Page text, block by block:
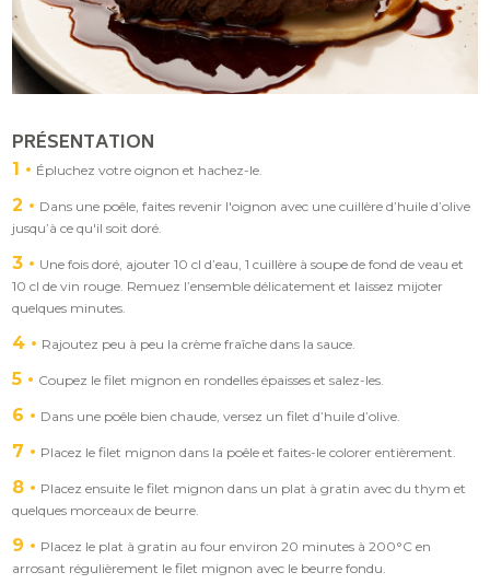
PRÉSENTATION
1 Épluchez votre oignon et hachez-le.
2
Dans une poêle, faites revenir l'oignon avec une cuillère d’huile d’olive
jusqu’à ce qu'il soit doré.
3
Une fois doré, ajouter 10 cl d’eau, 1 cuillère à soupe de fond de veau et
10 cl de vin rouge. Remuez l’ensemble délicatement et laissez mijoter
quelques minutes.
4 Rajoutez peu à peu la crème fraîche dans la sauce.
5 Coupez le filet mignon en rondelles épaisses et salez-les.
6 Dans une poêle bien chaude, versez un filet d’huile d’olive.
7 Placez le filet mignon dans la poêle et faites-le colorer entièrement.
8
Placez ensuite le filet mignon dans un plat à gratin avec du thym et
quelques morceaux de beurre.
9
Placez le plat à gratin au four environ 20 minutes à 200°C en
arrosant régulièrement le filet mignon avec le beurre fondu.